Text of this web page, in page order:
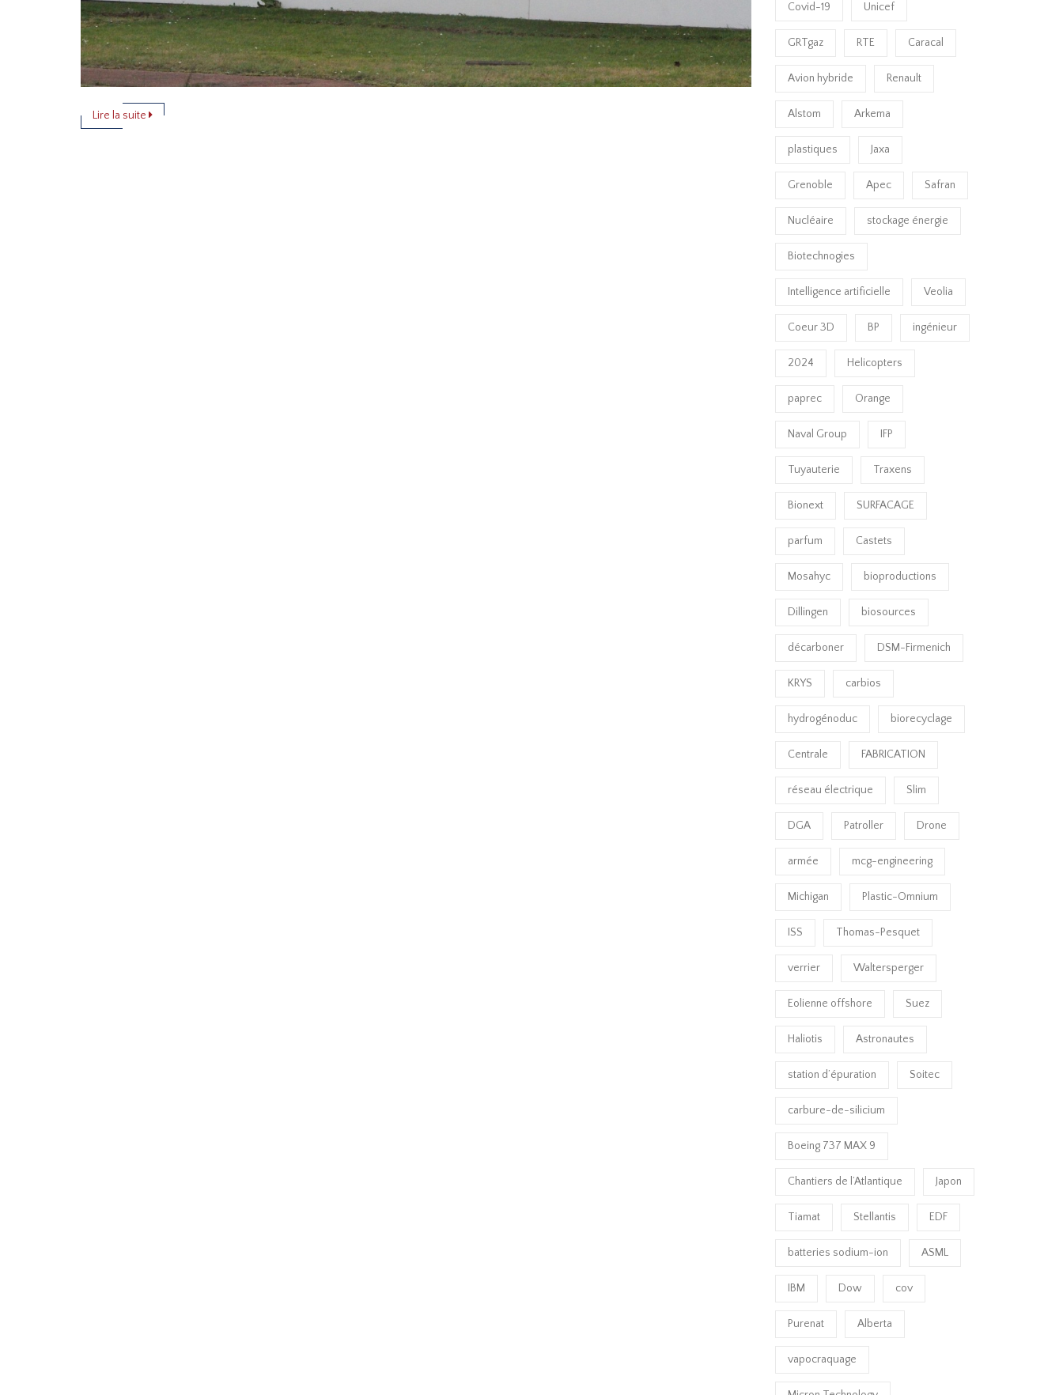
Lire la suite
Covid-19 Unicef
GRTgaz RTE Caracal
Avion hybride Renault
Alstom Arkema
plastiques Jaxa
Grenoble Apec Safran
Nucléaire stockage énergie
Biotechnogies
Intelligence artificielle Veolia
Coeur 3D BP ingénieur
2024 Helicopters
paprec Orange
Naval Group IFP
Tuyauterie Traxens
Bionext SURFACAGE
parfum Castets
Mosahyc bioproductions
Dillingen biosources
décarboner DSM-Firmenich
KRYS carbios
hydrogénoduc biorecyclage
Centrale FABRICATION
réseau électrique Slim
DGA Patroller Drone
armée mcg-engineering
Michigan Plastic-Omnium
ISS Thomas-Pesquet
verrier Waltersperger
Eolienne offshore Suez
Haliotis Astronautes
station d’épuration Soitec
carbure-de-silicium
Boeing 737 MAX 9
Chantiers de l’Atlantique Japon
Tiamat Stellantis EDF
batteries sodium-ion ASML
IBM Dow cov
Purenat Alberta
vapocraquage